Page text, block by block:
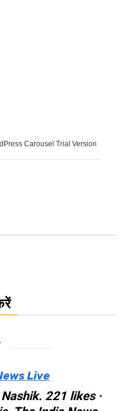
Carousel Trial Version
Live
221 likes ·